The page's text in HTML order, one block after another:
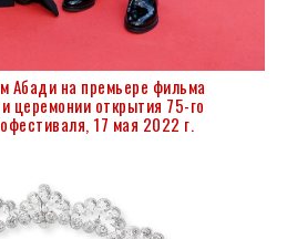
Абади на премьере фильма
церемонии открытия 75-го
17 мая 2022 г.